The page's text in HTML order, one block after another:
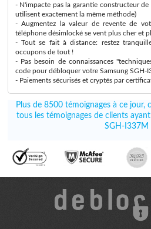
- N'impacte pas la garantie constructeur de
utilisent exactement la même méthode)
- Augmentez la valeur de revente de
téléphone désimlocké se vent plus cher et
- Tout se fait à distance: restez
occupons de tout !
- Pas besoin de connaissances
code pour débloquer votre Samsung SGH-
- Paiements sécurisés et cryptés par
Plus de 8500 témoignages à ce jour,
tous les témoignages de clients
SGH-I337M